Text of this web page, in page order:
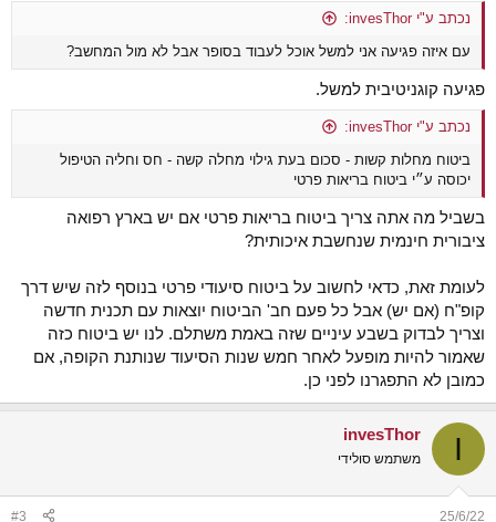
נכתב ע"י invesThor:
עם איזה פגיעה אני למשל אוכל לעבוד בסופר אבל לא מול המחשב?
פגיעה קוגניטיבית למשל.
נכתב ע"י invesThor:
ביטוח מחלות קשות - סכום בעת גילוי מחלה קשה - חס וחליה הטיפול
יכוסה ע״י ביטוח בריאות פרטי
בשביל מה אתה צריך ביטוח בריאות פרטי אם יש בארץ רפואה
ציבורית חינמית שנחשבת איכותית?
לעומת זאת, כדאי לחשוב על ביטוח סיעודי פרטי בנוסף לזה שיש דרך
קופ"ח (אם יש) אבל כל פעם חב' הביטוח יוצאות עם תכנית חדשה
וצריך לבדוק בשבע עיניים שזה באמת משתלם. לנו יש ביטוח כזה
שאמור להיות מופעל לאחר חמש שנות הסיעוד שנותנת הקופה, אם
כמובן לא התפגרנו לפני כן.
I
invesThor
משתמש סולידי
25/6/22
#3